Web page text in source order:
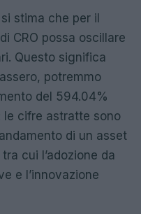
stima che per il
CRO possa oscillare
Questo significa
potremmo
del 594.04%
le cifre astratte sono
di un asset
cui l’adozione da
e l’innovazione